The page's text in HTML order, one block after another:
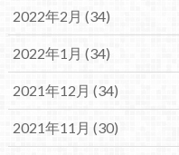
2022年2月 (34)
2022年1月 (34)
2021年12月 (34)
2021年11月 (30)